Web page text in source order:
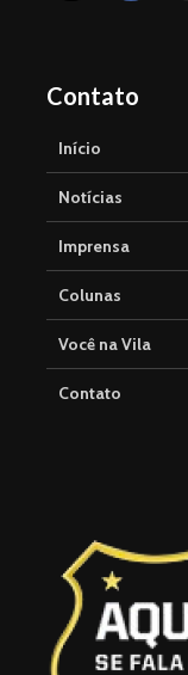
Contato
Início
Notícias
Imprensa
Colunas
Você na Vila
Contato